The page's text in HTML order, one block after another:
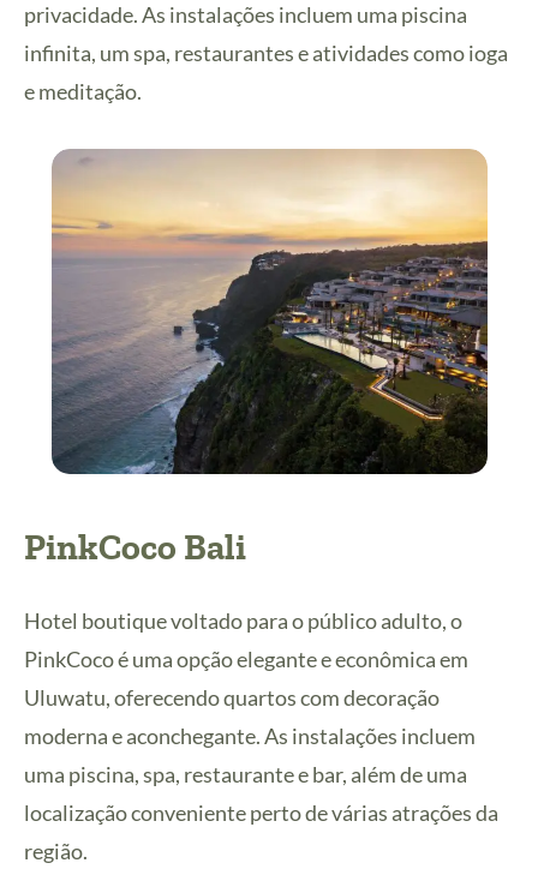
privacidade. As instalações incluem uma piscina
infinita, um spa, restaurantes e atividades como ioga
e meditação.
PinkCoco Bali
Hotel boutique voltado para o público adulto, o
PinkCoco é uma opção elegante e econômica em
Uluwatu, oferecendo quartos com decoração
moderna e aconchegante. As instalações incluem
uma piscina, spa, restaurante e bar, além de uma
localização conveniente perto de várias atrações da
região.